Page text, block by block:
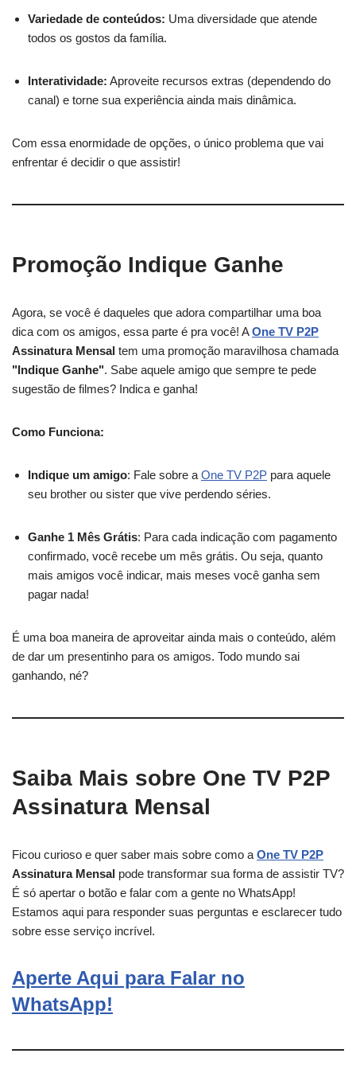
Variedade de conteúdos: Uma diversidade que atende
todos os gostos da família.
Interatividade: Aproveite recursos extras (dependendo do
canal) e torne sua experiência ainda mais dinâmica.
Com essa enormidade de opções, o único problema que vai
enfrentar é decidir o que assistir!
Promoção Indique Ganhe
Agora, se você é daqueles que adora compartilhar uma boa
dica com os amigos, essa parte é pra você! AOne TV P2P
Assinatura Mensal tem uma promoção maravilhosa chamada
"Indique Ganhe". Sabe aquele amigo que sempre te pede
sugestão de filmes? Indica e ganha!
Como Funciona:
Indique um amigo: Fale sobre a One TV P2P para aquele
seu brother ou sister que vive perdendo séries.
Ganhe 1 Mês Grátis: Para cada indicação com pagamento
confirmado, você recebe um mês grátis. Ou seja, quanto
mais amigos você indicar, mais meses você ganha sem
pagar nada!
É uma boa maneira de aproveitar ainda mais o conteúdo, além
de dar um presentinho para os amigos. Todo mundo sai
ganhando, né?
Saiba Mais sobre One TV P2P
Assinatura Mensal
Ficou curioso e quer saber mais sobre como a One TV P2P
Assinatura Mensal pode transformar sua forma de assistir TV?
É só apertar o botão e falar com a gente no WhatsApp!
Estamos aqui para responder suas perguntas e esclarecer tudo
sobre esse serviço incrível.
Aperte Aqui para Falar no
WhatsApp!